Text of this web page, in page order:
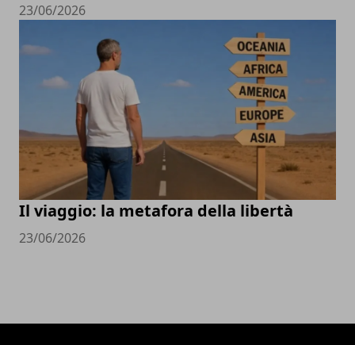
23/06/2026
Il viaggio: la metafora della libertà
23/06/2026